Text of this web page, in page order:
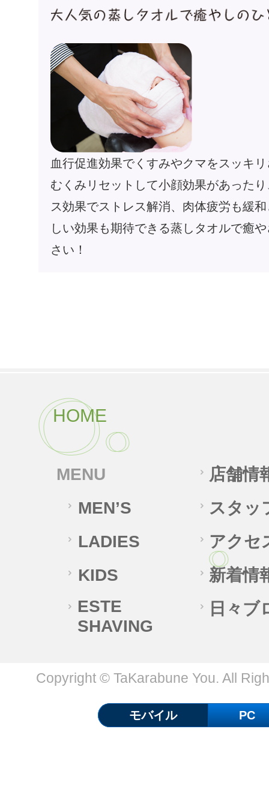
血行促進効果でくすみやクマをスッキ
むくみリセットして小顔効果があった
ス効果でストレス解消、肉体疲労も緩
しい効果も期待できる蒸しタオルで癒
さい！
HOME
MENU
MEN’S
LADIES
KIDS
ESTE
SHAVING
店舗情
スタッ
アクセ
新着情
日々ブ
Copyright © TaKarabune You. All
モバイル PC